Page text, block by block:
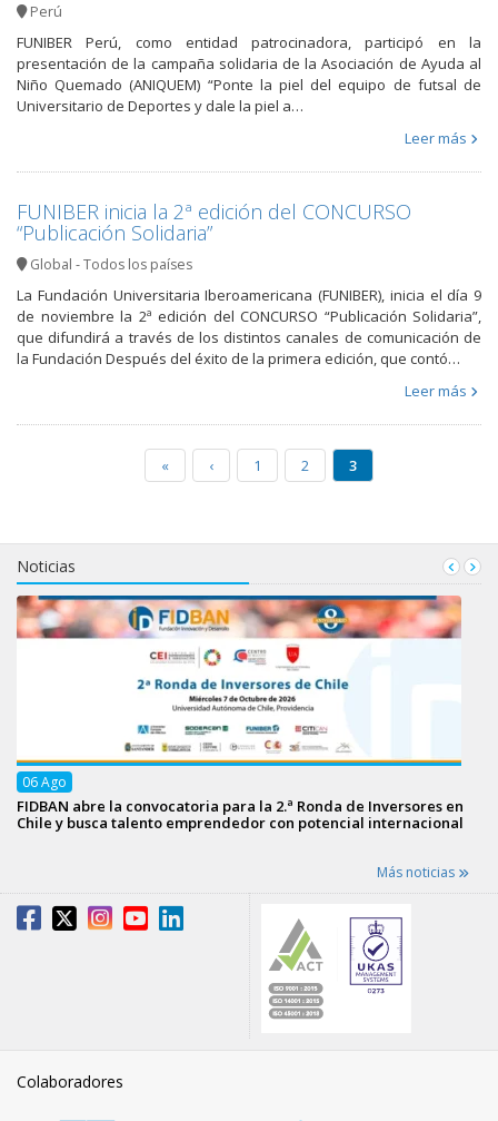
Perú
FUNIBER Perú, como entidad patrocinadora, participó en la
presentación de la campaña solidaria de la Asociación de Ayuda al
Niño Quemado (ANIQUEM) “Ponte la piel del equipo de futsal de
Universitario de Deportes y dale la piel a…
Leer más
FUNIBER inicia la 2ª edición del CONCURSO
“Publicación Solidaria”
Global - Todos los países
La Fundación Universitaria Iberoamericana (FUNIBER), inicia el día 9
de noviembre la 2ª edición del CONCURSO “Publicación Solidaria”,
que difundirá a través de los distintos canales de comunicación de
la Fundación Después del éxito de la primera edición, que contó…
Leer más
« ‹ 1 2 3
Noticias
06Ago
FIDBAN abre la convocatoria para la 2.ª Ronda de Inversores en
Chile y busca talento emprendedor con potencial internacional
Más noticias
Colaboradores